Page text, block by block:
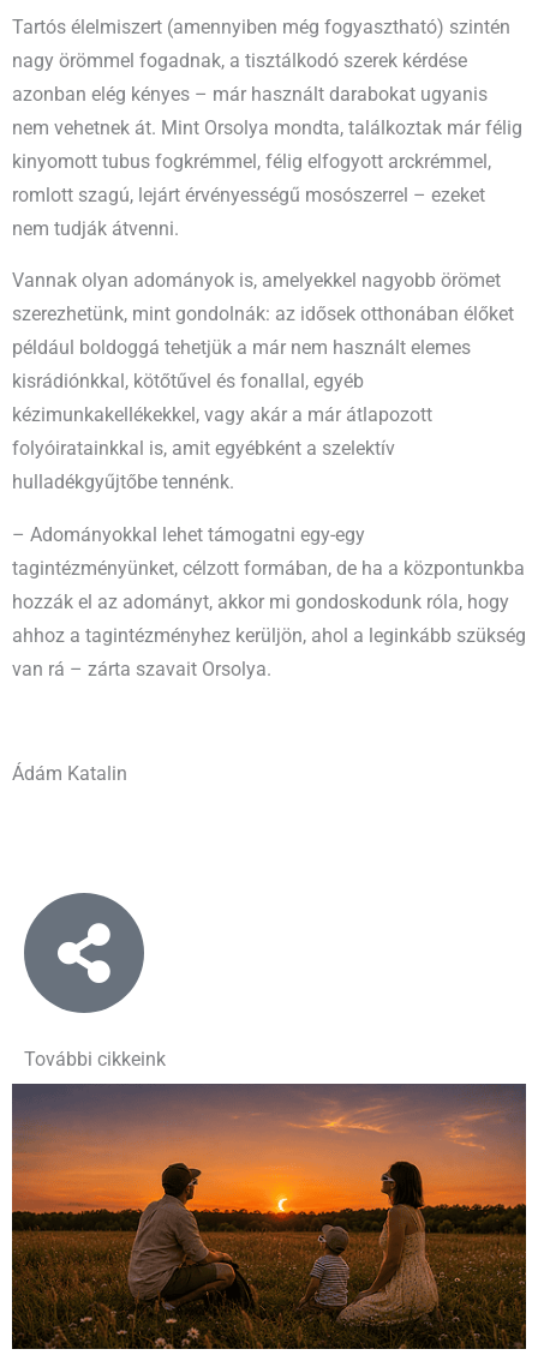
Tartós élelmiszert (amennyiben még fogyasztható) szintén
nagy örömmel fogadnak, a tisztálkodó szerek kérdése
azonban elég kényes – már használt darabokat ugyanis
nem vehetnek át. Mint Orsolya mondta, találkoztak már félig
kinyomott tubus fogkrémmel, félig elfogyott arckrémmel,
romlott szagú, lejárt érvényességű mosószerrel – ezeket
nem tudják átvenni.
Vannak olyan adományok is, amelyekkel nagyobb örömet
szerezhetünk, mint gondolnák: az idősek otthonában élőket
például boldoggá tehetjük a már nem használt elemes
kisrádiónkkal, kötőtűvel és fonallal, egyéb
kézimunkakellékekkel, vagy akár a már átlapozott
folyóiratainkkal is, amit egyébként a szelektív
hulladékgyűjtőbe tennénk.
– Adományokkal lehet támogatni egy-egy
tagintézményünket, célzott formában, de ha a központunkba
hozzák el az adományt, akkor mi gondoskodunk róla, hogy
ahhoz a tagintézményhez kerüljön, ahol a leginkább szükség
van rá – zárta szavait Orsolya.
Ádám Katalin
További cikkeink